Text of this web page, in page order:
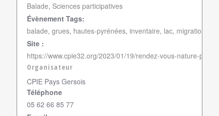
Balade, Sciences participatives
Évènement Tags:
balade, grues, hautes-pyrénées, inventaire, lac, migration
Site :
https://www.cpie32.org/2023/01/19/rendez-vous-nature-
Organisateur
CPIE Pays Gersois
Téléphone
05 62 66 85 77